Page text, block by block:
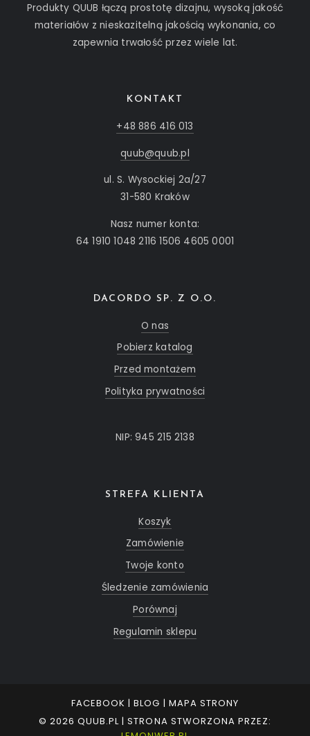
Produkty QUUB łączą prostotę dizajnu, wysoką jakość
materiałów z nieskazitelną jakością wykonania, co
zapewnia trwałość przez wiele lat.
KONTAKT
+48 886 416 013
quub@quub.pl
ul. S. Wysockiej 2a/27
31-580 Kraków
Nasz numer konta:
64 1910 1048 2116 1506 4605 0001
DACORDO SP. Z O.O.
O nas
Pobierz katalog
Przed montażem
Polityka prywatności
NIP: 945 215 2138
STREFA KLIENTA
Koszyk
Zamówienie
Twoje konto
Śledzenie zamówienia
Porównaj
Regulamin sklepu
FACEBOOK |BLOG | MAPA STRONY
© 2026 QUUB.PL | STRONA STWORZONA PRZEZ: